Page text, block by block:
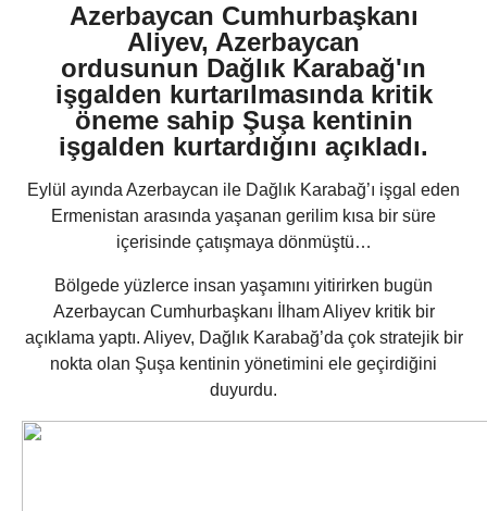
Azerbaycan Cumhurbaşkanı
Aliyev, Azerbaycan
ordusunun Dağlık Karabağ'ın
işgalden kurtarılmasında kritik
öneme sahip Şuşa kentinin
işgalden kurtardığını açıkladı.
Eylül ayında Azerbaycan ile Dağlık Karabağ’ı işgal eden
Ermenistan arasında yaşanan gerilim kısa bir süre
içerisinde çatışmaya dönmüştü…
Bölgede yüzlerce insan yaşamını yitirirken bugün
Azerbaycan Cumhurbaşkanı İlham Aliyev kritik bir
açıklama yaptı. Aliyev, Dağlık Karabağ’da çok stratejik bir
nokta olan Şuşa kentinin yönetimini ele geçirdiğini
duyurdu.